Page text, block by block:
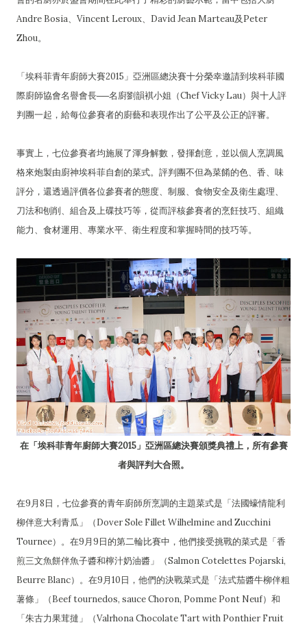
Andre Bosia、Vincent Leroux、David Jean Marteau及Peter
Zhou。
「埃科菲青年廚師大賽2015」亞洲區總決賽十分榮幸邀請到埃科菲國
際廚師協會名譽會長──名廚劉韻褀小姐（Chef Vicky Lau）與十人評
判團一起，給每位參賽者的廚藝和表現作出了公平及公正的評審。
事實上，七位參賽者均施展了渾身解數，發揮創意，並以個人烹調風
格來炮製由廚神埃科菲自創的菜式。評判團不但為菜餚的色、香、味
評分，還透過評價各位參賽者的態度、制服、食物安全及衛生處理、
刀法和刨削、組合及上碟技巧等，從而評核參賽者的烹飪技巧、組織
能力、食材運用、專業水平、衛生程度和掌握時間的技巧等。
在「埃科菲青年廚師大賽2015」亞洲區總決賽頒獎典禮上，所有參賽
者與評判大合照。
在9月8日，七位參賽的青年廚師所烹調的主題菜式是「法國蠔情龍利
柳伴意大利青瓜」（Dover Sole Fillet Wilhelmine and Zucchini
Tournee）。在9月9日的第二輪比賽中，他們接受挑戰的菜式是「香
煎三文魚餅伴魚子醬和檸汁奶油醬」（Salmon Cotelettes Pojarski,
Beurre Blanc）。在9月10日，他們的決戰菜式是「法式茄醬牛柳伴粗
薯條」（Beef tournedos, sauce Choron, Pomme Pont Neuf）和
「朱古力果茸撻」（Valrhona Chocolate Tart with Ponthier Fruit